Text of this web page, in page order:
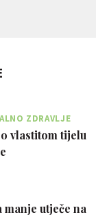
ZDRAVLJE
vlastitom tijelu
manje utječe na